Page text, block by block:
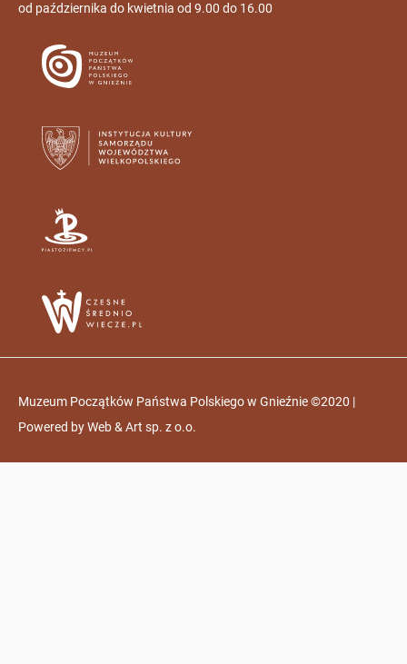
od października do kwietnia od 9.00 do 16.00
Muzeum Początków Państwa Polskiego w Gnieźnie ©2020 |
Powered byWeb & Art sp. z o.o.